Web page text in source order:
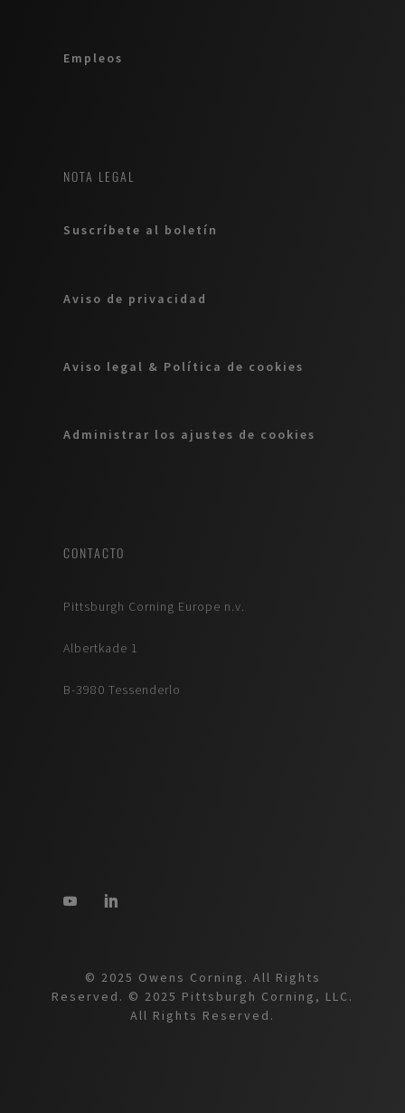
Empleos
NOTA LEGAL
Suscríbete al boletín
Aviso de privacidad
Aviso legal & Política de cookies
Administrar los ajustes de cookies
CONTACTO
Pittsburgh Corning Europe n.v.
Albertkade 1
B-3980 Tessenderlo
© 2025 Owens Corning. All Rights
Reserved. © 2025 Pittsburgh Corning, LLC.
All Rights Reserved.